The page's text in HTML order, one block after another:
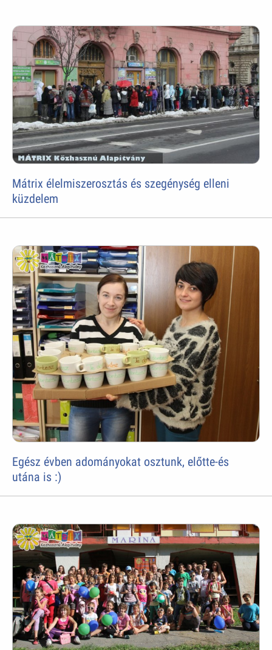
Mátrix élelmiszerosztás és szegénység elleni
küzdelem
Egész évben adományokat osztunk, előtte-és
utána is :)